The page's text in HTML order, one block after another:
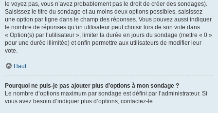
le voyez pas, vous n’avez probablement pas le droit de créer des sondages).
Saisissez le titre du sondage et au moins deux options possibles, saisissez
une option par ligne dans le champ des réponses. Vous pouvez aussi indiquer
le nombre de réponses qu’un utilisateur peut choisir lors de son vote dans
« Option(s) par l’utilisateur », limiter la durée en jours du sondage (mettre « 0 »
pour une durée illimitée) et enfin permettre aux utilisateurs de modifier leur
vote.
Haut
Pourquoi ne puis-je pas ajouter plus d’options à mon sondage ?
Le nombre d’options maximum par sondage est défini par l’administrateur. Si
vous avez besoin d’indiquer plus d’options, contactez-le.